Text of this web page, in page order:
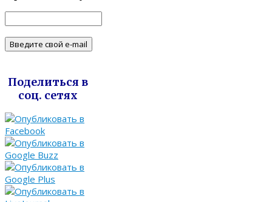
Поделиться в
соц. сетях